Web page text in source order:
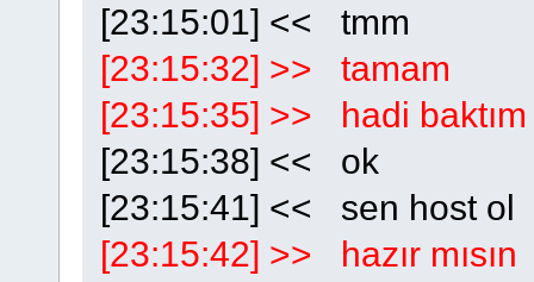
[23:15:01] << tmm
[23:15:32] >> tamam
[23:15:35] >> hadi baktım
[23:15:38] << ok
[23:15:41] << sen host ol
[23:15:42] >> hazır mısın